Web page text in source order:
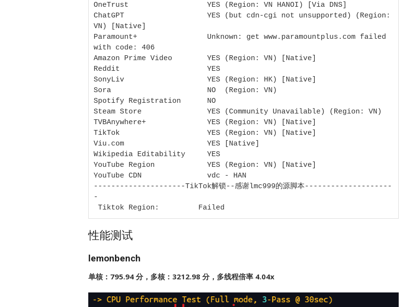
OneTrust                  YES (Region: VN HANOI) [Via DNS]
ChatGPT                   YES (but cdn-cgi not unsupported) (Region:
VN) [Native]
Paramount+                Unknown: get www.paramountplus.com failed
with code: 406
Amazon Prime Video        YES (Region: VN) [Native]
Reddit                    YES
SonyLiv                   YES (Region: HK) [Native]
Sora                      NO  (Region: VN)
Spotify Registration      NO
Steam Store               YES (Community Unavailable) (Region: VN)
TVBAnywhere+              YES (Region: VN) [Native]
TikTok                    YES (Region: VN) [Native]
Viu.com                   YES [Native]
Wikipedia Editability     YES
YouTube Region            YES (Region: VN) [Native]
YouTube CDN               vdc - HAN
---------------------TikTok解锁--感谢lmc999的源脚本--------------------
-
Tiktok Region:         Failed
性能测试
lemonbench
单核：795.94 分，多核：3212.98 分，多线程倍率 4.04x